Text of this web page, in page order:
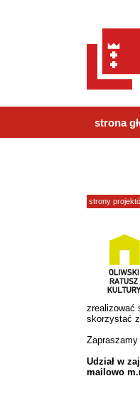
strona
strony
zrealizować
skorzystać
Udział w
mailowo